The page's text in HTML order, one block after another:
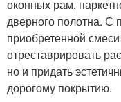
оконных рам,
дверного полотна. С
приобретенной
отреставрировать
но и придать
дорогому покрытию.